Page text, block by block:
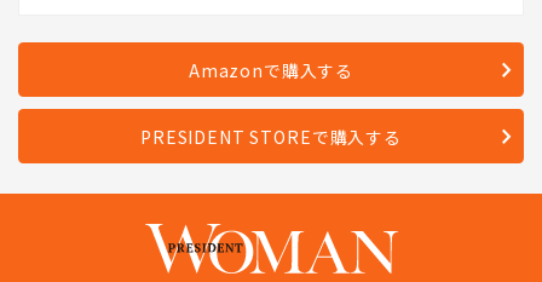
Amazonで購入する
PRESIDENT STOREで購入する